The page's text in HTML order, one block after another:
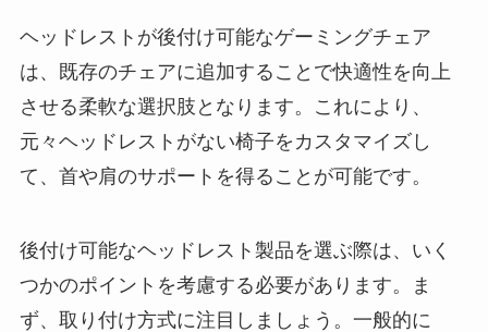
ヘッドレストが後付け可能なゲーミングチェア
は、既存のチェアに追加することで快適性を向上
させる柔軟な選択肢となります。これにより、
元々ヘッドレストがない椅子をカスタマイズし
て、首や肩のサポートを得ることが可能です。
後付け可能なヘッドレスト製品を選ぶ際は、いく
つかのポイントを考慮する必要があります。ま
ず、取り付け方式に注目しましょう。一般的に